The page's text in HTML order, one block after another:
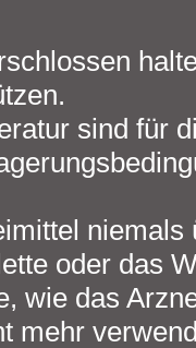
sind für
oder das
wie das
mehr